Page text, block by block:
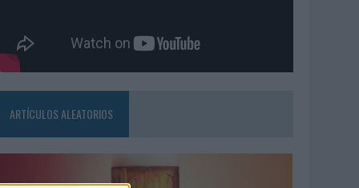
ARTÍCULOS ALEATORIOS